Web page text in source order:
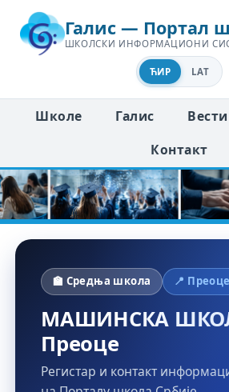
Галис — Портал
ШКОЛСКИ ИНФОРМАЦИОНИ
ЋИР LAT
Школе Галис Вести
Контакт
🏫 Средња школа 📍
МАШИНСКА
Преоце
Регистар и контакт